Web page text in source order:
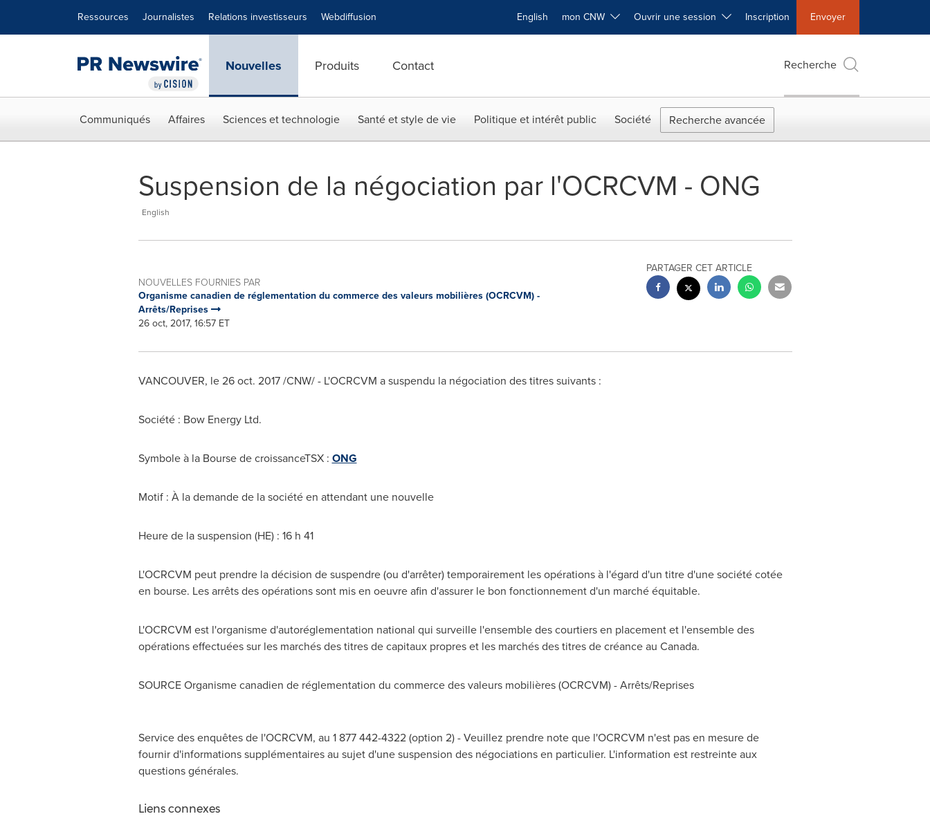
Ressources Journalistes Relations investisseurs Webdiffusion English mon CNW Ouvrir une session Inscription Envoyer
Nouvelles Produits Contact Recherche
Communiqués Affaires Sciences et technologie Santé et style de vie Politique et intérêt public Société Recherche avancée
Suspension de la négociation par l'OCRCVM - ONG
English
NOUVELLES FOURNIES PAR
Organisme canadien de réglementation du commerce des valeurs mobilières (OCRCVM) -
Arrêts/Reprises
26 oct, 2017, 16:57 ET
PARTAGER CET ARTICLE
VANCOUVER, le 26 oct. 2017 /CNW/ - L'OCRCVM a suspendu la négociation des titres suivants :
Société : Bow Energy Ltd.
Symbole à la Bourse de croissanceTSX : ONG
Motif : À la demande de la société en attendant une nouvelle
Heure de la suspension (HE) : 16 h 41
L'OCRCVM peut prendre la décision de suspendre (ou d'arrêter) temporairement les opérations à l'égard d'un titre d'une société cotée
en bourse. Les arrêts des opérations sont mis en oeuvre afin d'assurer le bon fonctionnement d'un marché équitable.
L'OCRCVM est l'organisme d'autoréglementation national qui surveille l'ensemble des courtiers en placement et l'ensemble des
opérations effectuées sur les marchés des titres de capitaux propres et les marchés des titres de créance au Canada.
SOURCE Organisme canadien de réglementation du commerce des valeurs mobilières (OCRCVM) - Arrêts/Reprises
Service des enquêtes de l'OCRCVM, au 1 877 442-4322 (option 2) - Veuillez prendre note que l'OCRCVM n'est pas en mesure de
fournir d'informations supplémentaires au sujet d'une suspension des négociations en particulier. L'information est restreinte aux
questions générales.
Liens connexes